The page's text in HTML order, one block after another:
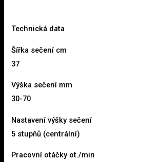
Technická data
Šířka sečení cm
37
Výška sečení mm
30-70
Nastavení výšky sečení
5 stupňů (centrální)
Pracovní otáčky ot./min